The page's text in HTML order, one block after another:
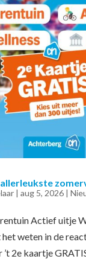
| aug 5, 2026|
Actief uitje
weten in de
’t 2e kaartje